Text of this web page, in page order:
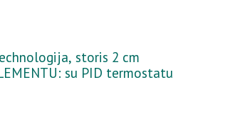
storis 2 cm
su PID termostatu